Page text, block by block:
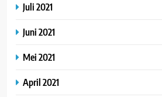
Juli 2021
Juni 2021
Mei 2021
April 2021